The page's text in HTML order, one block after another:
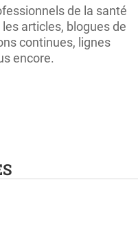
de la santé
articles, blogues de
continues, lignes
encore.